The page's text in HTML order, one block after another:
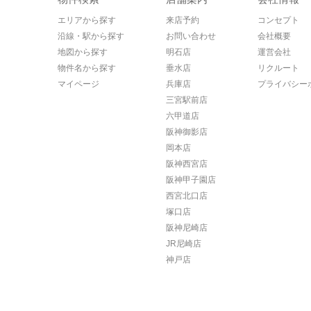
エリアから探す
沿線・駅から探す
地図から探す
物件名から探す
マイページ
来店予約
お問い合わせ
明石店
垂水店
兵庫店
三宮駅前店
六甲道店
阪神御影店
岡本店
阪神西宮店
阪神甲子園店
西宮北口店
塚口店
阪神尼崎店
JR尼崎店
神戸店
コンセプト
会社概要
運営会社
リクルート
プライバシー